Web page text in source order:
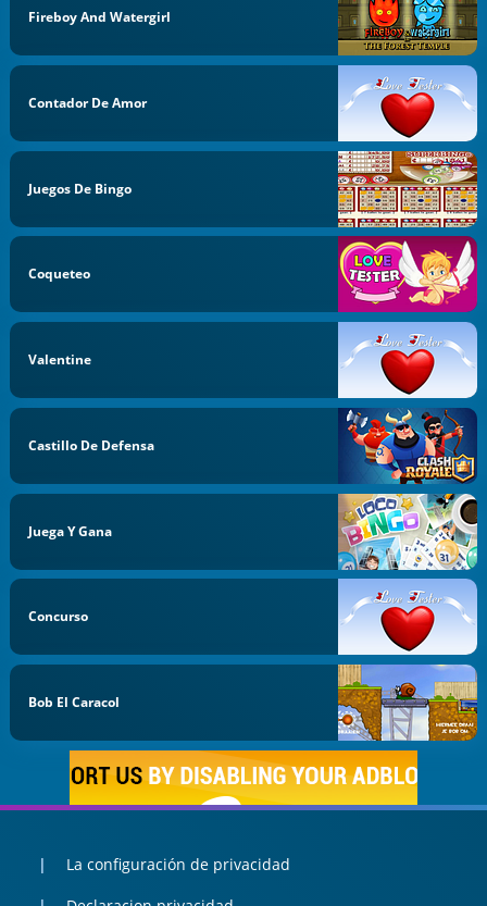
Fireboy And Watergirl
Contador De Amor
Juegos De Bingo
Coqueteo
Valentine
Castillo De Defensa
Juega Y Gana
Concurso
Bob El Caracol
La configuración de privacidad